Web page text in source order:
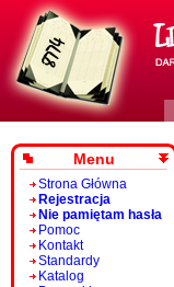
Menu
Strona Główna
Rejestracja
Nie pamiętam hasła
Pomoc
Kontakt
Standardy
Katalog